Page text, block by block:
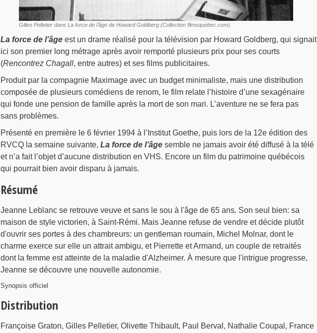
Gilles Pelletier dansLa force de l’âge de Howard Goldberg (Collection filmsquebec.com).
La force de l’âgeest un drame réalisé pour la télévision par Howard Goldberg, qui signait
ici son premier long métrage après avoir remporté plusieurs prix pour ses courts
(Rencontrez Chagall, entre autres) et ses films publicitaires.
Produit par la compagnie Maximage avec un budget minimaliste, mais une distribution
composée de plusieurs comédiens de renom, le film relate l’histoire d’une sexagénaire
qui fonde une pension de famille après la mort de son mari. L’aventure ne se fera pas
sans problèmes.
Présenté en première le 6 février 1994 à l’Institut Goethe, puis lors de la 12e édition des
RVCQ la semaine suivante, La force de l’âgesemble ne jamais avoir été diffusé à la télé
et n’a fait l’objet d’aucune distribution en VHS. Encore un film du patrimoine québécois
qui pourrait bien avoir disparu à jamais.
Résumé
Jeanne Leblanc se retrouve veuve et sans le sou à l'âge de 65 ans. Son seul bien: sa
maison de style victorien, à Saint-Rémi. Mais Jeanne refuse de vendre et décide plutôt
d'ouvrir ses portes à des chambreurs: un gentleman roumain, Michel Molnar, dont le
charme exerce sur elle un attrait ambigu, et Pierrette et Armand, un couple de retraités
dont la femme est atteinte de la maladie d'Alzheimer. À mesure que l'intrigue progresse,
Jeanne se découvre une nouvelle autonomie.
Synopsis officiel
Distribution
Françoise Graton, Gilles Pelletier, Olivette Thibault, Paul Berval, Nathalie Coupal, France